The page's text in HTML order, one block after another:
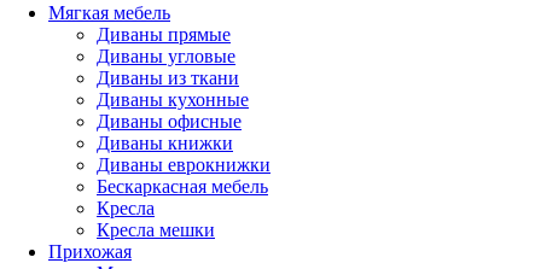
Мягкая мебель
Диваны прямые
Диваны угловые
Диваны из ткани
Диваны кухонные
Диваны офисные
Диваны книжки
Диваны еврокнижки
Бескаркасная мебель
Кресла
Кресла мешки
Прихожая